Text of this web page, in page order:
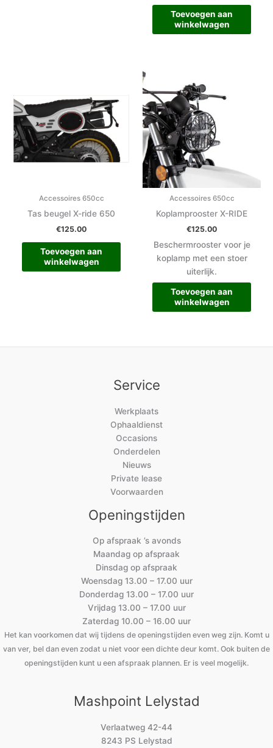
Toevoegen aan
winkelwagen
Accessoires 650cc
Tas beugel X-ride 650
€125.00
Toevoegen aan
winkelwagen
Accessoires 650cc
Koplamprooster X-RIDE
€125.00
Beschermrooster voor je
koplamp met een stoer
uiterlijk.
Toevoegen aan
winkelwagen
Service
Werkplaats
Ophaaldienst
Occasions
Onderdelen
Nieuws
Private lease
Voorwaarden
Openingstijden
Op afspraak ’s avonds
Maandag op afspraak
Dinsdag op afspraak
Woensdag 13.00 – 17.00 uur
Donderdag 13.00 – 17.00 uur
Vrijdag 13.00 – 17.00 uur
Zaterdag 10.00 – 16.00 uur
Het kan voorkomen dat wij tijdens de openingstijden even weg zijn. Komt u
van ver, bel dan even zodat u niet voor een dichte deur komt. Ook buiten de
openingstijden kunt u een afspraak plannen. Er is veel mogelijk.
Mashpoint Lelystad
Verlaatweg 42-44
8243 PS Lelystad